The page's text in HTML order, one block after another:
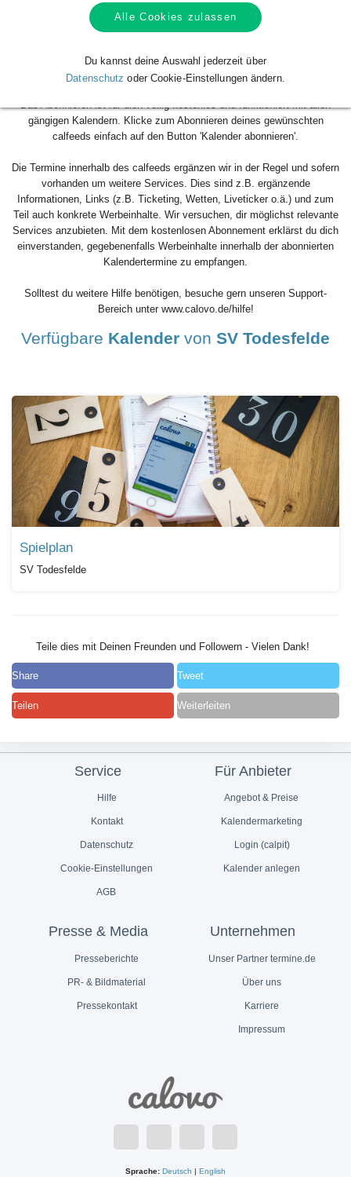
Das Beste daran: sobald neue Spieltermine angelegt oder geändert
dem kostenlosen Abonnieren nie wieder etwas tun. Alle Termine einzeln
und mühsam einzutragen gehört also der Vergangenheit an. Los geht´s!
Das Abonnieren ist für dich völlig kostenlos und funktioniert mit allen
gängigen Kalendern. Klicke zum Abonnieren deines gewünschten
calfeeds einfach auf den Button 'Kalender abonnieren'.
Die Termine innerhalb des calfeeds ergänzen wir in der Regel und sofern
vorhanden um weitere Services. Dies sind z.B. ergänzende
Informationen, Links (z.B. Ticketing, Wetten, Liveticker o.ä.) und zum
Teil auch konkrete Werbeinhalte. Wir versuchen, dir möglichst relevante
Services anzubieten. Mit dem kostenlosen Abonnement erklärst du dich
einverstanden, gegebenenfalls Werbeinhalte innerhalb der abonnierten
Kalendertermine zu empfangen.
Solltest du weitere Hilfe benötigen, besuche gern unseren Support-
Bereich unter www.calovo.de/hilfe!
Verfügbare Kalender von SV Todesfelde
Spielplan
SV Todesfelde
Teile dies mit Deinen Freunden und Followern - Vielen Dank!
Share Tweet
Teilen Weiterleiten
Service
Hilfe
Kontakt
Datenschutz
Cookie-Einstellungen
AGB
Für Anbieter
Angebot & Preise
Kalendermarketing
Login (calpit)
Kalender anlegen
Presse & Media
Presseberichte
PR- & Bildmaterial
Pressekontakt
Unternehmen
Unser Partner termine.de
Über uns
Karriere
Impressum
Sprache: Deutsch | English
Alle Cookies zulassen
Du kannst deine Auswahl jederzeit über
Datenschutz oder Cookie-Einstellungen ändern.